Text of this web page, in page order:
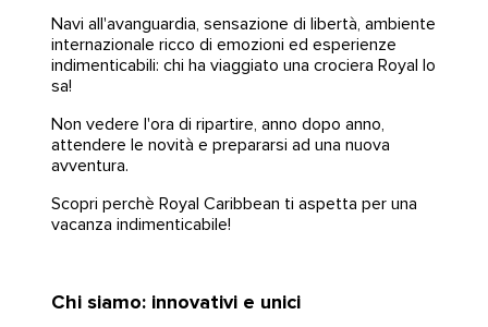
Navi all'avanguardia, sensazione di libertà, ambiente
internazionale ricco di emozioni ed esperienze
indimenticabili: chi ha viaggiato una crociera Royal lo
sa!
Non vedere l'ora di ripartire, anno dopo anno,
attendere le novità e prepararsi ad una nuova
avventura.
Scopri perchè Royal Caribbean ti aspetta per una
vacanza indimenticabile!
Chi siamo: innovativi e unici